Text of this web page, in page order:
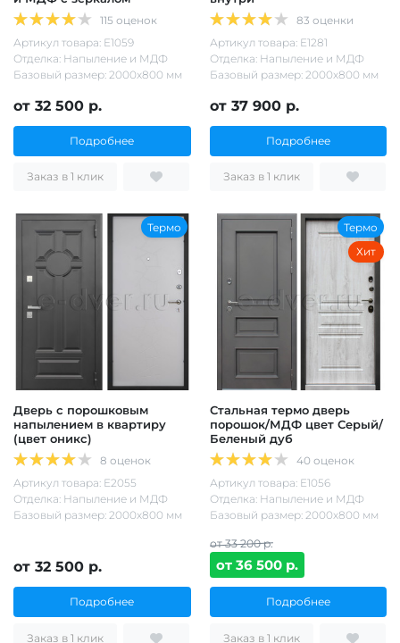
115 оценок
Артикул товара: Е1059
Отделка: Напыление и МДФ
Базовый размер: 2000х800 мм
от 32 500 р.
Подробнее
Заказ в 1 клик
83 оценки
Артикул товара: Е1281
Отделка: Напыление и МДФ
Базовый размер: 2000х800 мм
от 37 900 р.
Подробнее
Заказ в 1 клик
Термо
Дверь с порошковым
напылением в квартиру
(цвет оникс)
8 оценок
Артикул товара: Е2055
Отделка: Напыление и МДФ
Базовый размер: 2000х800 мм
от 32 500 р.
Подробнее
Заказ в 1 клик
Термо
Хит
Стальная термо дверь
порошок/МДФ цвет Серый/
Беленый дуб
40 оценок
Артикул товара: Е1056
Отделка: Напыление и МДФ
Базовый размер: 2000х800 мм
от 33 200 р.
от 36 500 р.
Подробнее
Заказ в 1 клик